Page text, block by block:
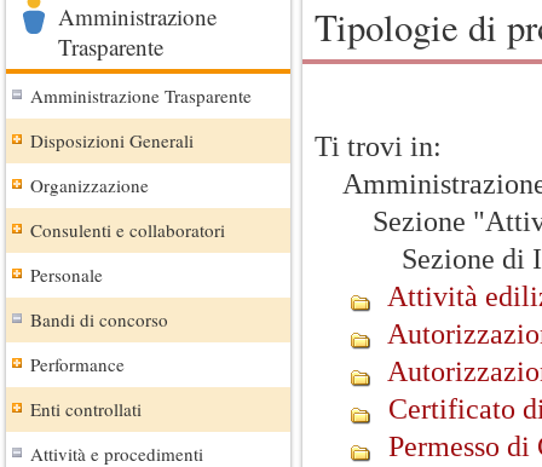
Amministrazione
Trasparente
Amministrazione Trasparente
Disposizioni Generali
Organizzazione
Consulenti e collaboratori
Personale
Bandi di concorso
Performance
Enti controllati
Attività e procedimenti
Tipologie di
Ti trovi in:
Sezione
Sezione di II
Attività
Certificato
Permesso di